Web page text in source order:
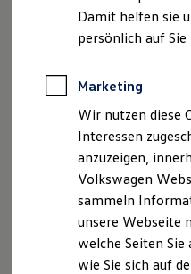
ID. EVERY1
Reichweite
Rekuperation
Laden
Laden
Batterie
Sicherheit
Technologie
Kosten und Kauf
Damit helfen sie
persönlich auf Sie
Marketing
Wir nutzen diese
Interessen
anzuzeigen,
Volkswagen
sammeln
unsere Webseite
welche Seiten
wie Sie sich auf